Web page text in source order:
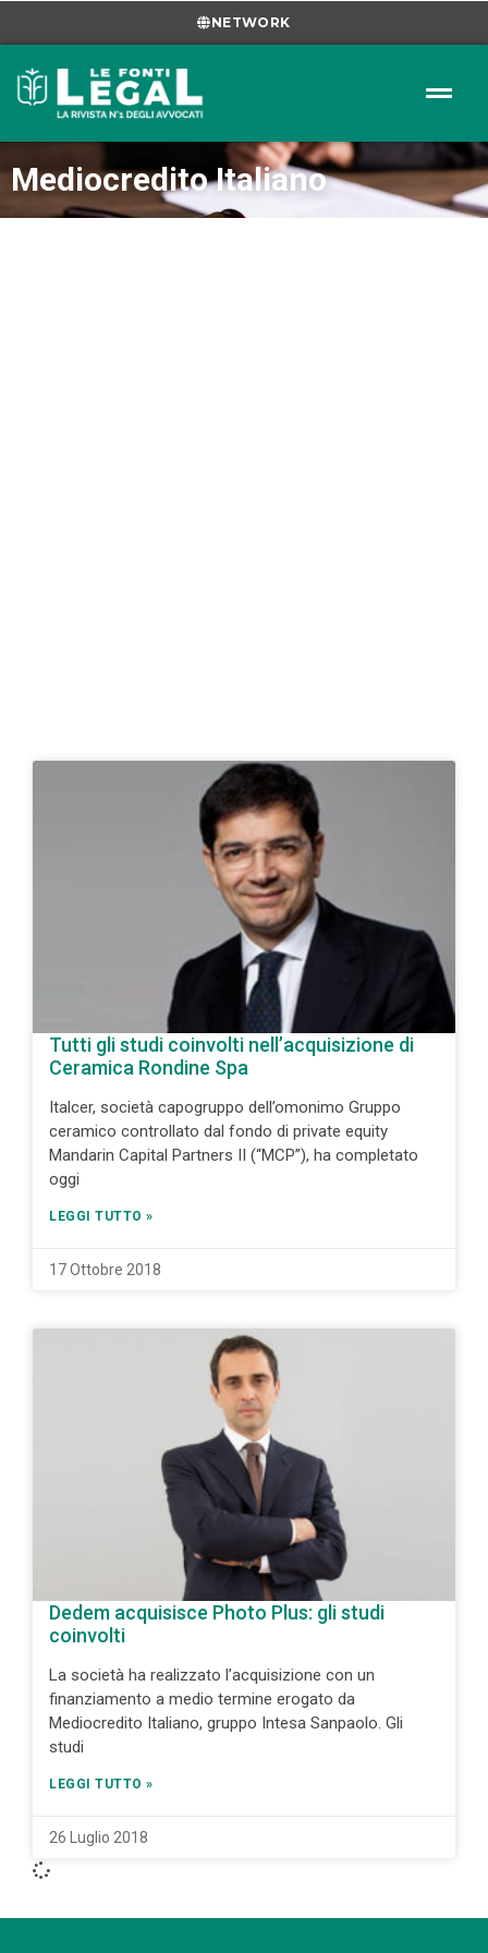
NETWORK
Mediocredito Italiano
Tutti gli studi coinvolti nell’acquisizione di
Ceramica Rondine Spa
Italcer, società capogruppo dell’omonimo Gruppo
ceramico controllato dal fondo di private equity
Mandarin Capital Partners II (“MCP”), ha completato
oggi
LEGGI TUTTO »
17 Ottobre 2018
Dedem acquisisce Photo Plus: gli studi
coinvolti
La società ha realizzato l’acquisizione con un
finanziamento a medio termine erogato da
Mediocredito Italiano, gruppo Intesa Sanpaolo. Gli
studi
LEGGI TUTTO »
26 Luglio 2018